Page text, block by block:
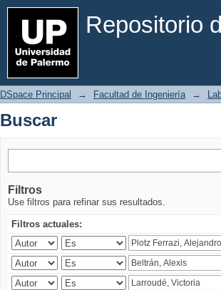
Repositorio
Buscar
DSpace Principal → Facultad de Ingeniería →
Buscar
Filtros
Use filtros para refinar sus resultados.
Filtros actuales: